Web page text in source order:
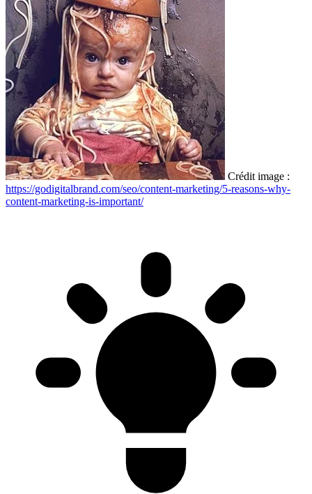
Crédit image :
https://godigitalbrand.com/seo/content-marketing/5-reasons-why-
content-marketing-is-important/